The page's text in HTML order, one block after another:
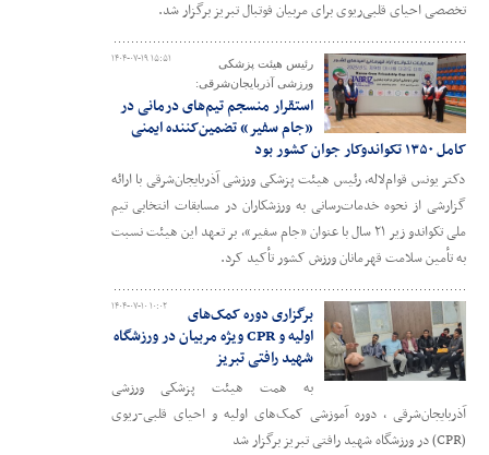
تخصصی احیای قلبی‌ریوی برای مربیان فوتبال تبریز برگزار شد.
۱۴۰۴-۰۷-۱۹ ۱۵:۵۱
رئیس هیئت پزشکی
ورزشی آذربایجان‌شرقی:
استقرار منسجم تیم‌های درمانی در
«جام سفیر» تضمین‌کننده ایمنی
کامل ۱۳۵۰ تکواندوکار جوان کشور بود
دکتر یونس قوام‌لاله، رئیس هیئت پزشکی ورزشی آذربایجان‌شرقی با ارائه
گزارشی از نحوه خدمات‌رسانی به ورزشکاران در مسابقات انتخابی تیم
ملی تکواندو زیر ۲۱ سال با عنوان «جام سفیر»، بر تعهد این هیئت نسبت
به تأمین سلامت قهرمانان ورزش کشور تأکید کرد.
۱۴۰۴-۰۷-۱۰ ۱۰:۰۲
برگزاری دوره کمک‌های
اولیه و CPR ویژه مربیان در ورزشگاه
شهید رافتی تبریز
به همت هیئت پزشکی ورزشی
آذربایجان‌شرقی ، دوره آموزشی کمک‌های اولیه و احیای قلبی-ریوی
(CPR) در ورزشگاه شهید رافتی تبریز برگزار شد